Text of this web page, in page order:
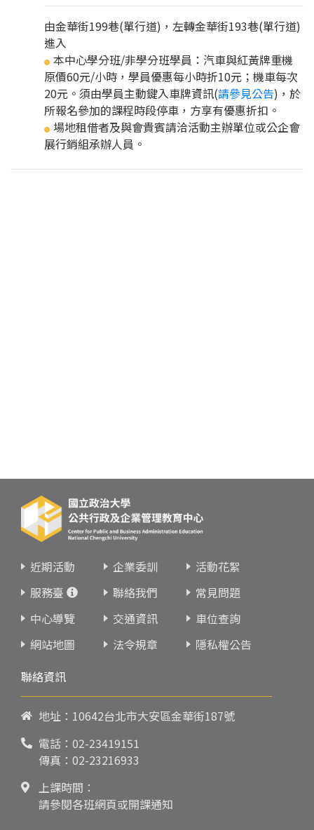
由金華街199巷(單行道)，左轉金華街193巷(單行道)
進入
● 本中心學分班/非學分班學員：汽車與紅黃牌重機
原價60元/小時，學員優惠每小時折10元；機車每次
20元。須由學員主動鍵入車牌資訊(請參見公告)，於
所報名參加的課程時段停車，方享有優惠折扣。
● 場地租借者及與會貴賓請洽活動主辦單位或公企會
展行銷組承辦人員。
近期活動 企業委訓
活動花絮
服務臺
聯絡我們
常見問題
中心導覽
交通資訊
車位查詢
網站地圖
法令規章
隱私權公告
聯絡資訊
地址：10642台北市大安區金華街187號
電話： 02-23419151
傳真：02-23216933
上課時間：
請參閱各班網頁或開課通知